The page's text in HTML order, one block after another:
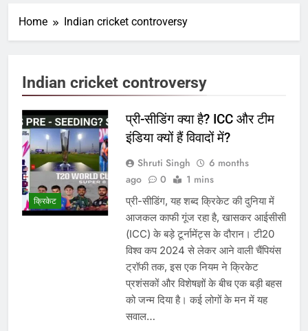
Home Indian cricket controversy
Indian cricket controversy
क्रिकेट
प्री-सीडिंग क्या है? ICC और टीम
इंडिया क्यों हैं विवादों में?
Shruti Singh
6 months
ago
0 1 mins
प्री-सीडिंग, यह शब्द क्रिकेट की दुनिया में
आजकल काफी गूंज रहा है, खासकर आईसीसी
(ICC) के बड़े टूर्नामेंट्स के दौरान। टी20
विश्व कप 2024 से लेकर आने वाली चैंपियंस
ट्रॉफी तक, इस एक नियम ने क्रिकेट
प्रशंसकों और विशेषज्ञों के बीच एक बड़ी बहस
को जन्म दिया है। कई लोगों के मन में यह
सवाल…